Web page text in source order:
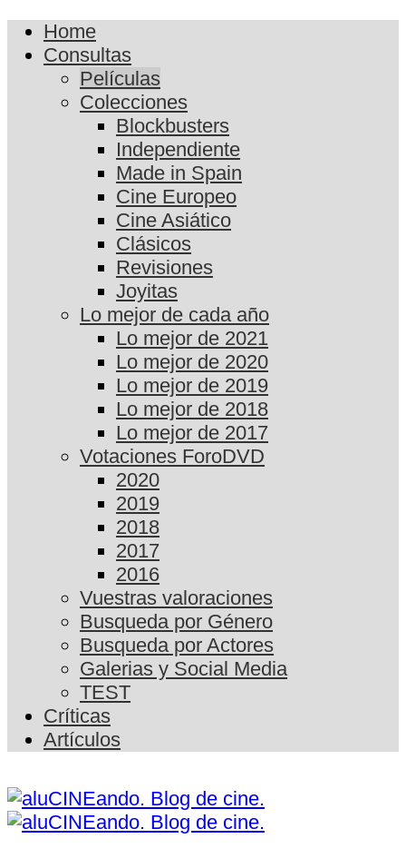
Home
Consultas
Películas
Colecciones
Blockbusters
Independiente
Made in Spain
Cine Europeo
Cine Asiático
Clásicos
Revisiones
Joyitas
Lo mejor de cada año
Lo mejor de 2021
Lo mejor de 2020
Lo mejor de 2019
Lo mejor de 2018
Lo mejor de 2017
Votaciones ForoDVD
2020
2019
2018
2017
2016
Vuestras valoraciones
Busqueda por Género
Busqueda por Actores
Galerias y Social Media
TEST
Críticas
Artículos